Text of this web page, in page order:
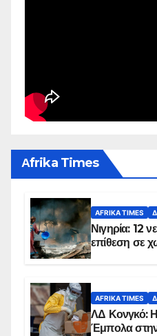
Αfrika Times
AFRIKA TIMES
Νιγηρία: 12
επίθεση σε
AFRIKA TIMES
ΛΔ Κονγκό: Η
Έμπολα στην